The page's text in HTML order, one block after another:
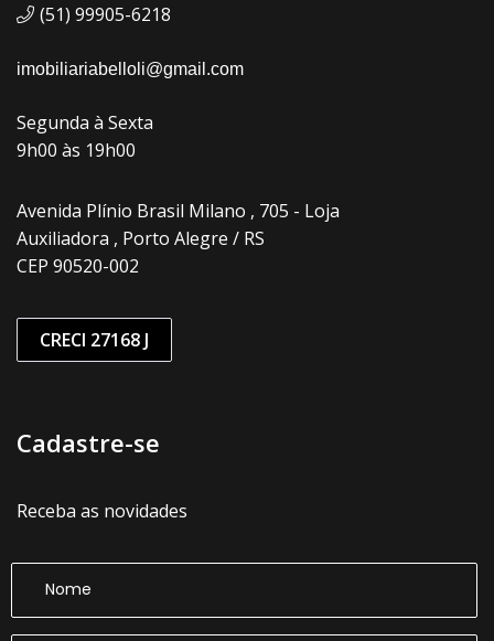
(51) 99905-6218
imobiliariabelloli@gmail.com
Segunda à Sexta
9h00 às 19h00
Avenida Plínio Brasil Milano , 705 - Loja
Auxiliadora , Porto Alegre / RS
CEP 90520-002
CRECI 27168 J
Cadastre-se
Receba as novidades